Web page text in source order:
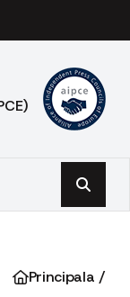
Principala /